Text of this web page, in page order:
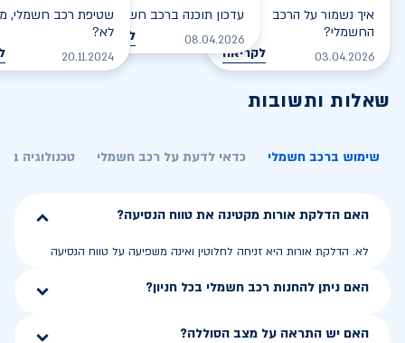
איך נשמור על הרכב
החשמלי?
03.04.2026 לקריאה
עדכון תוכנה ברכב חשמלי
08.04.2026 לקריאה
שטיפת רכב חשמלי,
לא?
20.11.2024
שאלות ותשובות
שימוש ברכב חשמלי כדאי לדעת על רכב חשמלי טכנולוגיה
האם הדלקת אורות מקטינה את טווח הנסיעה?
לא. הדלקת אורות היא זניחה לחלוטין ואינה משפיעה על טווח הנסיעה
האם ניתן להחנות רכב חשמלי בכל חניון?
האם יש התראה על מצב הסוללה?